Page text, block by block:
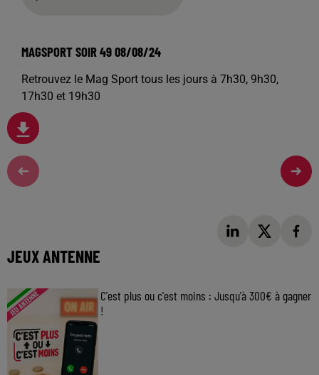
MAGSPORT SOIR 49 08/08/24
Retrouvez le Mag Sport tous les jours à 7h30, 9h30,
17h30 et 19h30
JEUX ANTENNE
C'est plus ou c'est moins : Jusqu'à 300€ à gagner
!